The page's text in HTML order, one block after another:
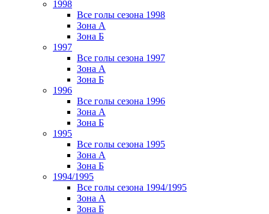
1998
Все голы сезона 1998
Зона А
Зона Б
1997
Все голы сезона 1997
Зона А
Зона Б
1996
Все голы сезона 1996
Зона А
Зона Б
1995
Все голы сезона 1995
Зона А
Зона Б
1994/1995
Все голы сезона 1994/1995
Зона А
Зона Б